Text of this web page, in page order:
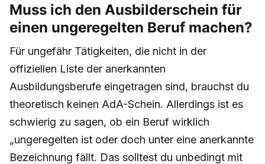
Muss ich den Ausbilderschein für
einen ungeregelten Beruf machen?
Für ungefähr Tätigkeiten, die nicht in der
offiziellen Liste der anerkannten
Ausbildungsberufe eingetragen sind, brauchst du
theoretisch keinen AdA-Schein. Allerdings ist es
schwierig zu sagen, ob ein Beruf wirklich
„ungeregelten ist oder doch unter eine anerkannte
Bezeichnung fällt. Das solltest du unbedingt mit